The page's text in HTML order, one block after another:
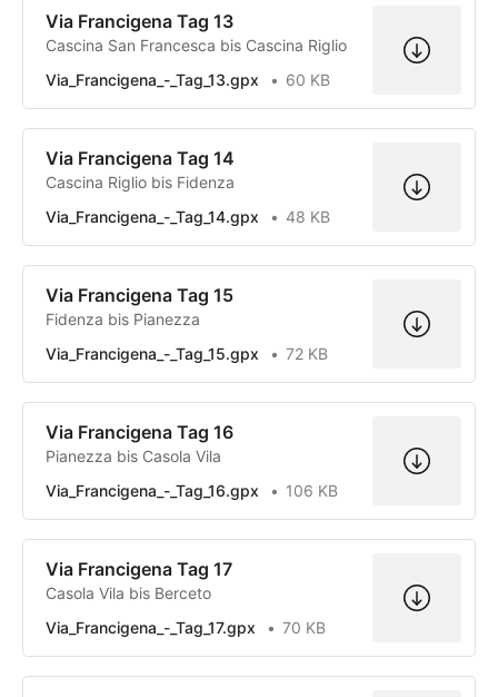
Via Francigena Tag 13
Cascina San Francesca bis Cascina Riglio
Via_Francigena_-_Tag_13.gpx
60 KB
Via Francigena Tag 14
Cascina Riglio bis Fidenza
Via_Francigena_-_Tag_14.gpx
48 KB
Via Francigena Tag 15
Fidenza bis Pianezza
Via_Francigena_-_Tag_15.gpx
72 KB
Via Francigena Tag 16
Pianezza bis Casola Vila
Via_Francigena_-_Tag_16.gpx
106 KB
Via Francigena Tag 17
Casola Vila bis Berceto
Via_Francigena_-_Tag_17.gpx
70 KB